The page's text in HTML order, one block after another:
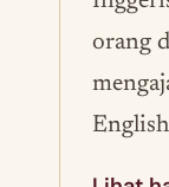
orang